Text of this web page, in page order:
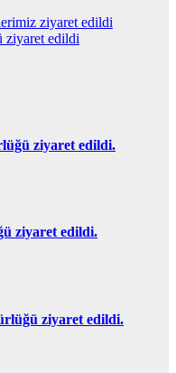
ziyaret edildi
ziyaret edildi
ziyaret edildi.
ziyaret edildi.
ziyaret edildi.